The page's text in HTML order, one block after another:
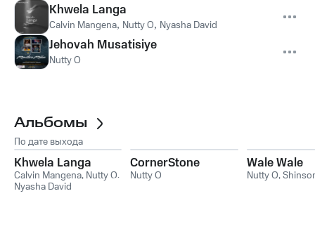
Khwela Langa
Calvin Mangena, Nutty O, Nyasha David
Jehovah Musatisiye
Nutty O
Альбомы
По дате выхода
Khwela Langa
Calvin Mangena, Nutty O,
Nyasha David
CornerStone
Nutty O
Wale Wale
Nutty O,